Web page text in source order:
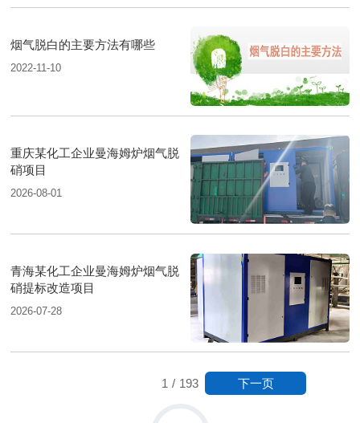
烟气脱白的主要方法有哪些
2022-11-10
重庆某化工企业曼海姆炉烟气脱
硝项目
2026-08-01
青海某化工企业曼海姆炉烟气脱
硝提标改造项目
2026-07-28
1 / 193 下一页